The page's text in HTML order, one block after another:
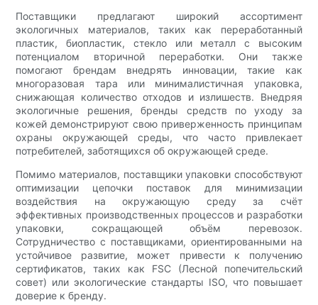
Поставщики предлагают широкий ассортимент
экологичных материалов, таких как переработанный
пластик, биопластик, стекло или металл с высоким
потенциалом вторичной переработки. Они также
помогают брендам внедрять инновации, такие как
многоразовая тара или минималистичная упаковка,
снижающая количество отходов и излишеств. Внедряя
экологичные решения, бренды средств по уходу за
кожей демонстрируют свою приверженность принципам
охраны окружающей среды, что часто привлекает
потребителей, заботящихся об окружающей среде.
Помимо материалов, поставщики упаковки способствуют
оптимизации цепочки поставок для минимизации
воздействия на окружающую среду за счёт
эффективных производственных процессов и разработки
упаковки, сокращающей объём перевозок.
Сотрудничество с поставщиками, ориентированными на
устойчивое развитие, может привести к получению
сертификатов, таких как FSC (Лесной попечительский
совет) или экологические стандарты ISO, что повышает
доверие к бренду.